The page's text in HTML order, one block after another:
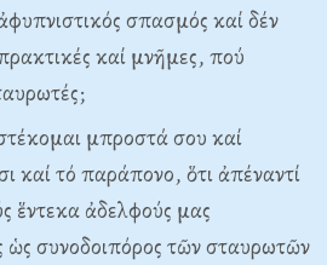
σπασμός καί δέν
καί μνῆμες, πού
μπροστά σου καί
καί τό παράπονο, ὅτι ἀπέναντί
ἕντεκα ἀδελφούς μας
ὡς συνοδοιπόρος τῶν σταυρωτῶν